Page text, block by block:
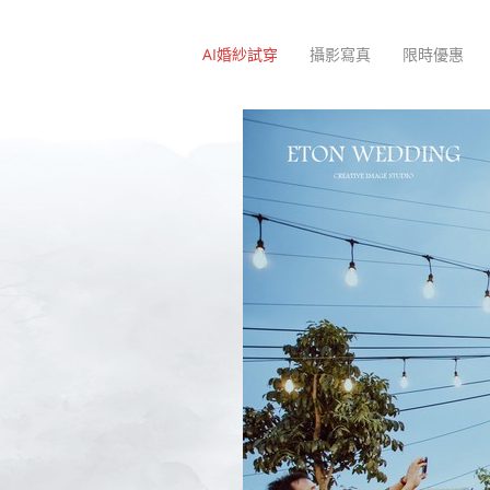
AI婚紗試穿 攝影寫真 限時優惠